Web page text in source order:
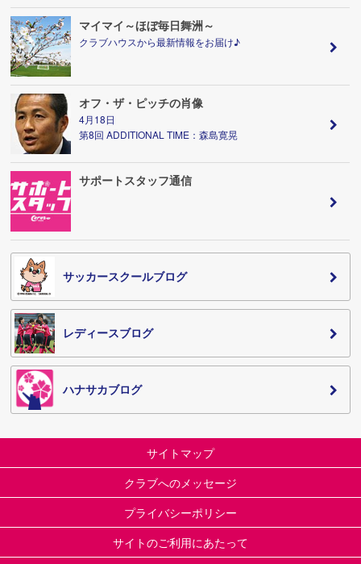
マイマイ～ほぼ毎日舞洲～
クラブハウスから最新情報をお届け♪
オフ・ザ・ピッチの肖像
4月18日
第8回 ADDITIONAL TIME：森島寛晃
サポートスタッフ通信
サッカースクールブログ
レディースブログ
ハナサカブログ
サイトマップ
クラブへのメッセージ
プライバシーポリシー
サイトのご利用にあたって